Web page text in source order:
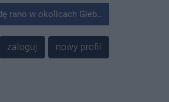
słupie energetycznym odnaleziono ciało mężczyzny.
zaloguj nowy profil